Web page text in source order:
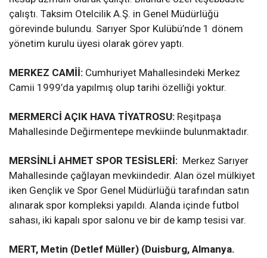
çalıştı. Taksim Otelcilik A.Ş. in Genel Müdürlüğü
görevinde bulundu. Sarıyer Spor Kulübü’nde 1 dönem
yönetim kurulu üyesi olarak görev yaptı.
MERKEZ CAMİİ: Cumhuriyet Mahallesindeki Merkez
Camii 1999’da yapılmış olup tarihi özelliği yoktur.
MERMERCİ AÇIK HAVA TİYATROSU: Reşitpaşa
Mahallesinde Değirmentepe mevkiinde bulunmaktadır.
MERSİNLİ AHMET SPOR TESİSLERİ: Merkez Sarıyer
Mahallesinde çağlayan mevkiindedir. Alan özel mülkiyet
iken Gençlik ve Spor Genel Müdürlüğü tarafından satın
alınarak spor kompleksi yapıldı. Alanda içinde futbol
sahası, iki kapalı spor salonu ve bir de kamp tesisi var.
MERT, Metin (Detlef Müller) (Duisburg, Almanya.